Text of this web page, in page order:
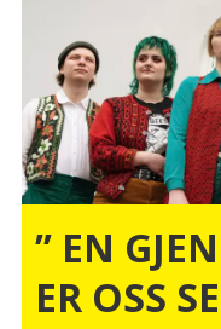
’’ EN
ER OSS